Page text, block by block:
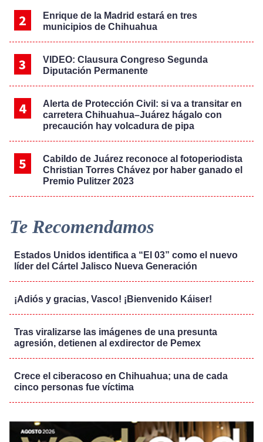
Enrique de la Madrid estará en tres
municipios de Chihuahua
VIDEO: Clausura Congreso Segunda
Diputación Permanente
Alerta de Protección Civil: si va a transitar en
carretera Chihuahua–Juárez hágalo con
precaución hay volcadura de pipa
Cabildo de Juárez reconoce al fotoperiodista
Christian Torres Chávez por haber ganado el
Premio Pulitzer 2023
Te Recomendamos
Estados Unidos identifica a “El 03” como el nuevo
líder del Cártel Jalisco Nueva Generación
¡Adiós y gracias, Vasco! ¡Bienvenido Káiser!
Tras viralizarse las imágenes de una presunta
agresión, detienen al exdirector de Pemex
Crece el ciberacoso en Chihuahua; una de cada
cinco personas fue víctima